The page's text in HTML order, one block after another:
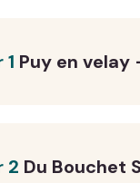
Puy en velay
2 Du Bouchet